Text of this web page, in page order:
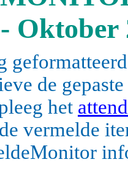
Oktober
de
het
vermelde